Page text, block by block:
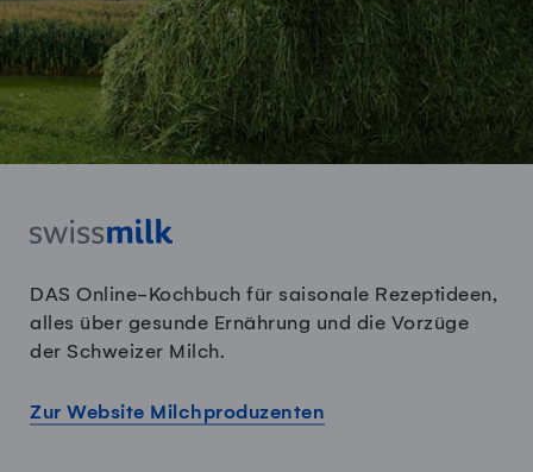
DAS Online-Kochbuch für saisonale Rezeptideen,
alles über gesunde Ernährung und die Vorzüge
der Schweizer Milch.
Zur Website Milchproduzenten